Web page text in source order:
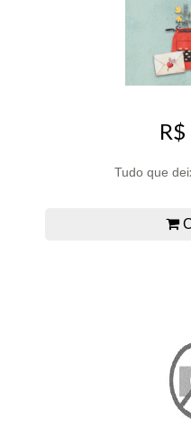
Tudo que